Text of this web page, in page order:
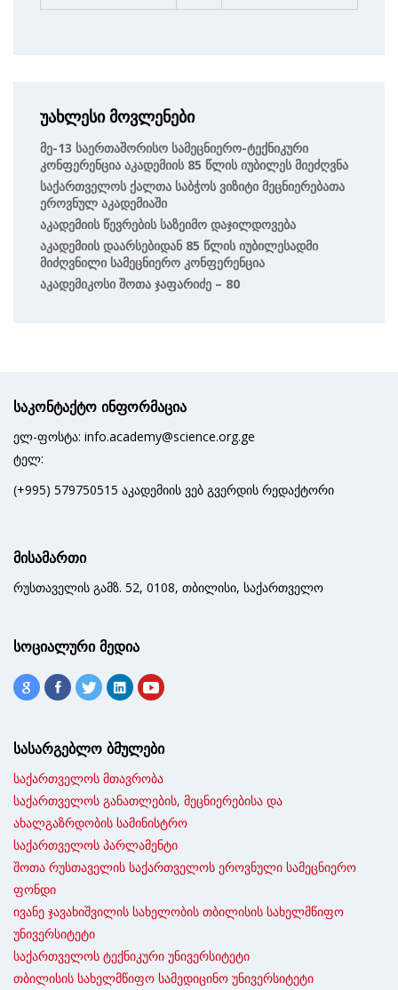
უახლესი მოვლენები
Მე-13 Საერთაშორისო Სამეცნიერო-Ტექნიკური
Კონფერენცია Აკადემიის 85 Წლის Იუბილეს Მიეძღვნა
Საქართველოს Ქალთა Საბჭოს Ვიზიტი Მეცნიერებათა
Ეროვნულ Აკადემიაში
Აკადემიის Წევრების Საზეიმო Დაჯილდოვება
Აკადემიის Დაარსებიდან 85 Წლის Იუბილესადმი
Მიძღვნილი Სამეცნიერო Კონფერენცია
Აკადემიკოსი Შოთა Ჯაფარიძე – 80
საკონტაქტო ინფორმაცია
ელ-ფოსტა: info.academy@science.org.ge
ტელ:
(+995) 579750515 აკადემიის ვებ გვერდის რედაქტორი
მისამართი
რუსთაველის გამზ. 52, 0108, თბილისი, საქართველო
სოციალური მედია
სასარგებლო ბმულები
საქართველოს მთავრობა
საქართველოს განათლების, მეცნიერებისა და
ახალგაზრდობის სამინისტრო
საქართველოს პარლამენტი
შოთა რუსთაველის საქართველოს ეროვნული სამეცნიერო
ფონდი
ივანე ჯავახიშვილის სახელობის თბილისის სახელმწიფო
უნივერსიტეტი
საქართველოს ტექნიკური უნივერსიტეტი
თბილისის სახელმწიფო სამედიცინო უნივერსიტეტი